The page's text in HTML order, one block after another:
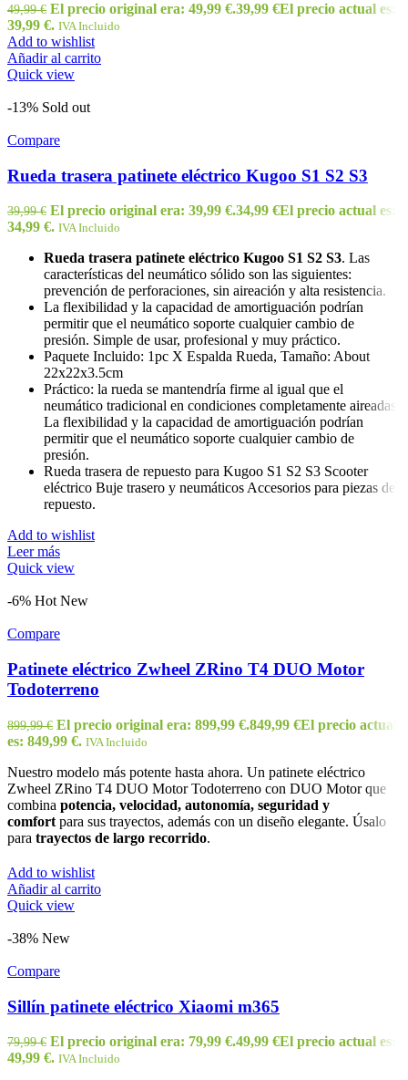
49,99€ El precio original era: 49,99 €.39,99 €El precio actual es:
39,99 €. IVA Incluido
Add to wishlist
Añadir al carrito
Quick view
-13% Sold out
Compare
Rueda trasera patinete eléctrico Kugoo S1 S2 S3
39,99€ El precio original era: 39,99 €.34,99 €El precio actual es:
34,99 €. IVA Incluido
Rueda trasera patinete eléctrico Kugoo S1 S2 S3. Las
características del neumático sólido son las siguientes:
prevención de perforaciones, sin aireación y alta resistencia.
La flexibilidad y la capacidad de amortiguación podrían
permitir que el neumático soporte cualquier cambio de
presión. Simple de usar, profesional y muy práctico.
Paquete Incluido: 1pc X Espalda Rueda, Tamaño: About
22x22x3.5cm
Práctico: la rueda se mantendría firme al igual que el
neumático tradicional en condiciones completamente aireadas.
La flexibilidad y la capacidad de amortiguación podrían
permitir que el neumático soporte cualquier cambio de
presión.
Rueda trasera de repuesto para Kugoo S1 S2 S3 Scooter
eléctrico Buje trasero y neumáticos Accesorios para piezas de
repuesto.
Add to wishlist
Leer más
Quick view
-6% Hot New
Compare
Patinete eléctrico Zwheel ZRino T4 DUO Motor
Todoterreno
899,99€ El precio original era: 899,99 €.849,99 €El precio actual
es: 849,99 €. IVA Incluido
Nuestro modelo más potente hasta ahora. Un patinete eléctrico
Zwheel ZRino T4 DUO Motor Todoterreno con DUO Motor que
combina potencia, velocidad, autonomía, seguridad y
comfort para sus trayectos, además con un diseño elegante. Úsalo
para trayectos de largo recorrido.
Add to wishlist
Añadir al carrito
Quick view
-38% New
Compare
Sillín patinete eléctrico Xiaomi m365
79,99€ El precio original era: 79,99 €.49,99 €El precio actual es:
49,99 €. IVA Incluido